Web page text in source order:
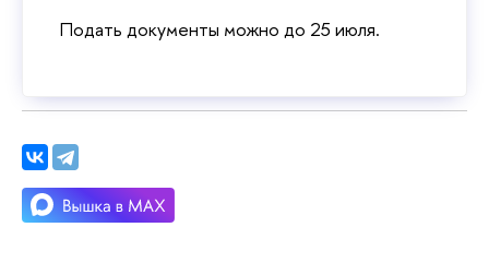
Подать документы можно до 25 июля.